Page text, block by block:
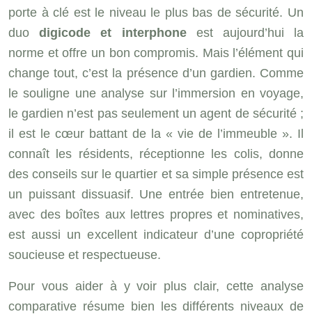
porte à clé est le niveau le plus bas de sécurité. Un
duodigicode et interphoneest aujourd’hui la
norme et offre un bon compromis. Mais l’élément qui
change tout, c’est la présence d’un gardien. Comme
le souligne une analyse sur l’immersion en voyage,
le gardien n’est pas seulement un agent de sécurité ;
il est le cœur battant de la « vie de l’immeuble ». Il
connaît les résidents, réceptionne les colis, donne
des conseils sur le quartier et sa simple présence est
un puissant dissuasif. Une entrée bien entretenue,
avec des boîtes aux lettres propres et nominatives,
est aussi un excellent indicateur d’une copropriété
soucieuse et respectueuse.
Pour vous aider à y voir plus clair, cette analyse
comparative résume bien les différents niveaux de